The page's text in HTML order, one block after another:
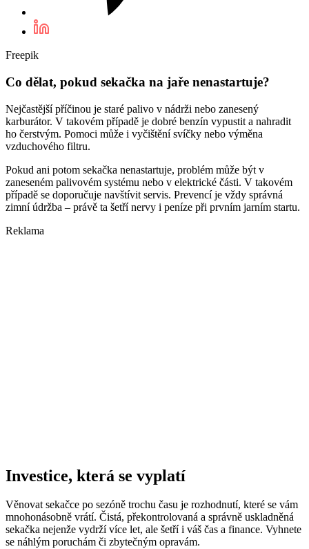
Freepik
Co dělat, pokud sekačka na jaře nenastartuje?
Nejčastější příčinou je staré palivo v nádrži nebo zanesený
karburátor. V takovém případě je dobré benzín vypustit a nahradit
ho čerstvým. Pomoci může i vyčištění svíčky nebo výměna
vzduchového filtru.
Pokud ani potom sekačka nenastartuje, problém může být v
zaneseném palivovém systému nebo v elektrické části. V takovém
případě se doporučuje navštívit servis. Prevencí je vždy správná
zimní údržba – právě ta šetří nervy i peníze při prvním jarním startu.
Reklama
Investice, která se vyplatí
Věnovat sekačce po sezóně trochu času je rozhodnutí, které se vám
mnohonásobně vrátí. Čistá, překontrolovaná a správně uskladněná
sekačka nejenže vydrží více let, ale šetří i váš čas a finance. Vyhnete
se náhlým poruchám či zbytečným opravám.